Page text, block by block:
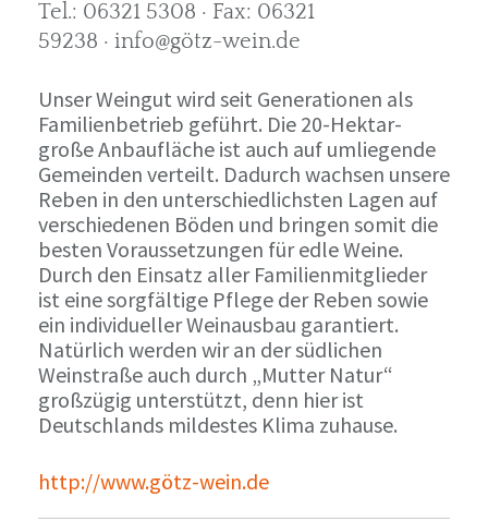
Tel.: 06321 5308 · Fax: 06321
59238 · info@götz-wein.de
Unser Weingut wird seit Generationen als
Familienbetrieb geführt. Die 20-Hektar-
große Anbaufläche ist auch auf umliegende
Gemeinden verteilt. Dadurch wachsen unsere
Reben in den unterschiedlichsten Lagen auf
verschiedenen Böden und bringen somit die
besten Voraussetzungen für edle Weine.
Durch den Einsatz aller Familienmitglieder
ist eine sorgfältige Pflege der Reben sowie
ein individueller Weinausbau garantiert.
Natürlich werden wir an der südlichen
Weinstraße auch durch „Mutter Natur“
großzügig unterstützt, denn hier ist
Deutschlands mildestes Klima zuhause.
http://www.götz-wein.de